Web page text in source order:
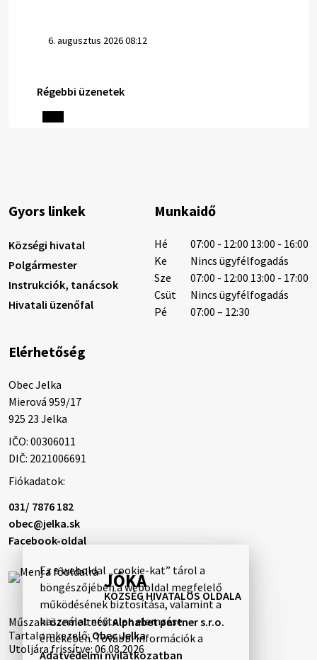
Ez a weboldal „cookie-kat” tárol a
böngészőjében a weboldal megfelelő
működésének biztosítása, valamint a
használat névtelen elemzése
érdekében. További információk a
Adatvédelmi nyilatkozatban
6. augusztus 2026 08:12
Helyi közlemények: 2026.08.05.
Gyászhirdetés: 2026.08.05. 1/ Tisztelt Lakosság!
Helyi közlemények: 2026.08.03.
Gyászhirdetések: 2026.08.3. 1/ Tisztelt Lakosság!
temetési szertartás 2026. augusz…
3. augusztus 2026 08:44
Gyászhirdetés: 2026.07.31.
Tisztelt Lakosság! Mély fájdalommal tudatjuk
sorából Rajcsányi Norbert, (Annus). A temetési
szertartás 2026. augusztus 5-én, szerdán …
31. július 2026 10:07
Régebbi üzenetek
JÓKA
KÖZSÉG HIVATALOS OLDALA
Műszaki üzemeltető:Alphabet partner s.r.o.
Tartalomkezelő: Obec Jelka
Utoljára frissítve: 06.08.2026
Gyors linkek
Községi hivatal
Polgármester
Instrukciók, tanácsok
Hivatali üzenőfal
Munkaidő
Hé
07:00 - 12:00 13:00 - 16:00
Ke
Nincs ügyfélfogadás
Sze
07:00 - 12:00 13:00 - 17:00
Csüt
Nincs ügyfélfogadás
Pé
07:00 – 12:30
Elérhetőség
Obec Jelka
Mierová 959/17
925 23 Jelka
IČO: 00306011
DIČ: 2021006691
Fiókadatok:
031/ 7876 182
obec@jelka.sk
Facebook-oldal